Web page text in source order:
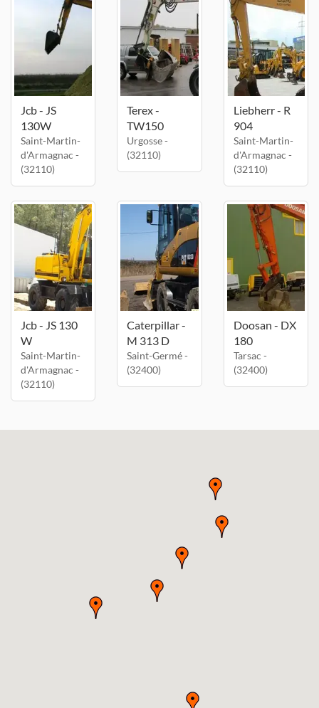
Jcb - JS
130W
Saint-Martin-
d'Armagnac -
(32110)
Terex -
TW150
Urgosse -
(32110)
Liebherr - R
904
Saint-Martin-
d'Armagnac -
(32110)
Jcb - JS 130
W
Saint-Martin-
d'Armagnac -
(32110)
Caterpillar -
M 313 D
Saint-Germé -
(32400)
Doosan - DX
180
Tarsac -
(32400)